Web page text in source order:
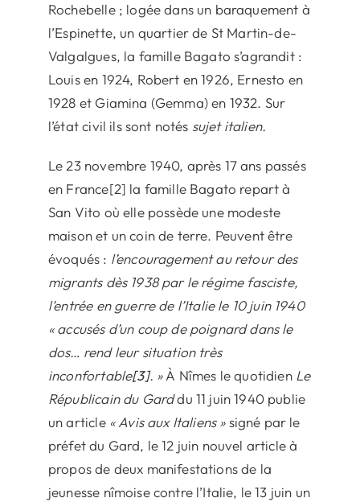
Rochebelle ; logée dans un baraquement à
l’Espinette, un quartier de St Martin-de-
Valgalgues, la famille Bagato s’agrandit :
Louis en 1924, Robert en 1926, Ernesto en
1928 et Giamina (Gemma) en 1932. Sur
l’état civil ils sont notés sujet italien.
Le 23 novembre 1940, après 17 ans passés
en France[2] la famille Bagato repart à
San Vito où elle possède une modeste
maison et un coin de terre. Peuvent être
évoqués : l’encouragement au retour des
migrants dès 1938 par le régime fasciste,
l’entrée en guerre de l’Italie le 10 juin 1940
« accusés d’un coup de poignard dans le
dos… rend leur situation très
inconfortable[3]. »À Nîmes le quotidien Le
Républicain du Garddu 11 juin 1940 publie
un article « Avis aux Italiens »signé par le
préfet du Gard, le 12 juin nouvel article à
propos de deux manifestations de la
jeunesse nîmoise contre l’Italie, le 13 juin un